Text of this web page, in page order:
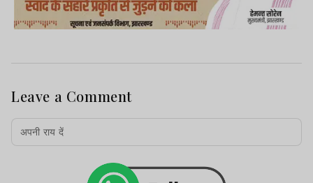
Leave a Comment